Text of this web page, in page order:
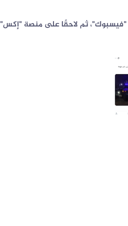
"فيسبوك"، ثم لاحقًا على منصة "إكس"